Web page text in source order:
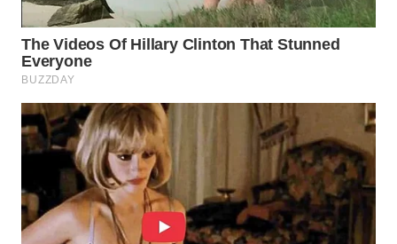
SUKABUMI
WN
PURWAKARTA
WN
PRIANGAN
TIMUR
WN
SEMARANG